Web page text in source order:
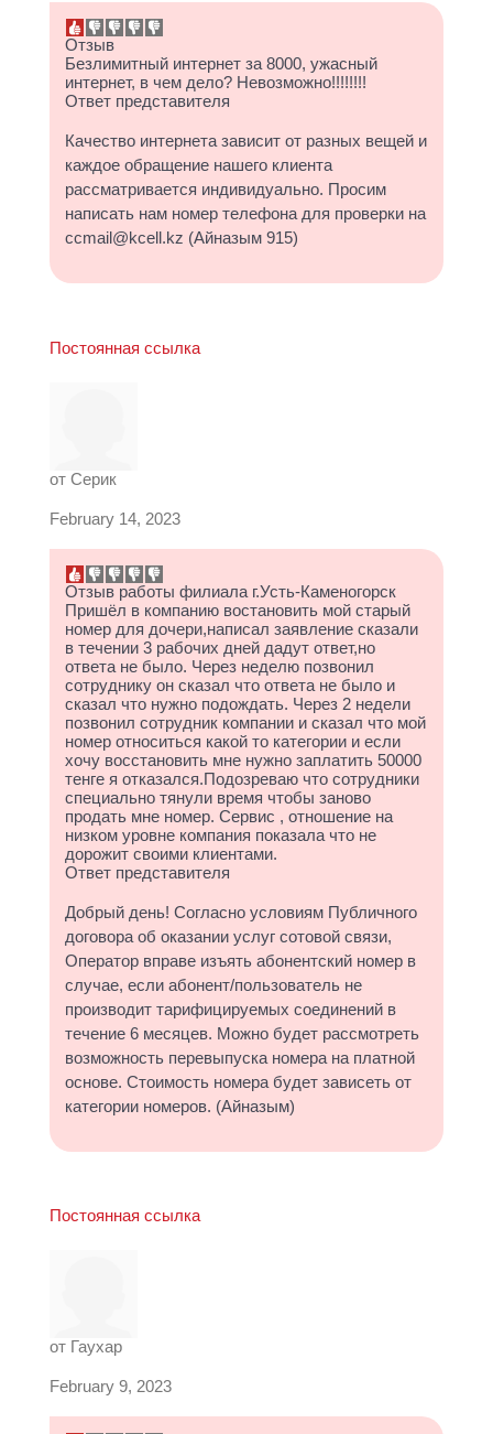
Отзыв
Безлимитный интернет за 8000, ужасный
интернет, в чем дело? Невозможно!!!!!!!!
Ответ представителя
Качество интернета зависит от разных вещей и
каждое обращение нашего клиента
рассматривается индивидуально. Просим
написать нам номер телефона для проверки на
ccmail@kcell.kz (Айназым 915)
Постоянная ссылка
от Серик
February 14, 2023
Отзыв работы филиала г.Усть-Каменогорск
Пришёл в компанию востановить мой старый
номер для дочери,написал заявление сказали
в течении 3 рабочих дней дадут ответ,но
ответа не было. Через неделю позвонил
сотруднику он сказал что ответа не было и
сказал что нужно подождать. Через 2 недели
позвонил сотрудник компании и сказал что мой
номер относиться какой то категории и если
хочу восстановить мне нужно заплатить 50000
тенге я отказался.Подозреваю что сотрудники
специально тянули время чтобы заново
продать мне номер. Сервис , отношение на
низком уровне компания показала что не
дорожит своими клиентами.
Ответ представителя
Добрый день! Согласно условиям Публичного
договора об оказании услуг сотовой связи,
Оператор вправе изъять абонентский номер в
случае, если абонент/пользователь не
производит тарифицируемых соединений в
течение 6 месяцев. Можно будет рассмотреть
возможность перевыпуска номера на платной
основе. Стоимость номера будет зависеть от
категории номеров. (Айназым)
Постоянная ссылка
от Гаухар
February 9, 2023